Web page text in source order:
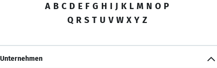
A B C D E F G H I J K L M N O P
Q R S T U V W X Y Z
Unternehmen